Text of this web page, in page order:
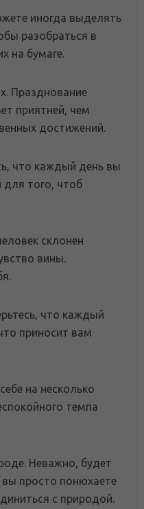
иногда выделять
разобраться в
на бумаге.
Празднование
приятней, чем
достижений.
что каждый день вы
для того, чтоб
склонен
вины.
что каждый
приносит вам
на несколько
темпа
Неважно, будет
вы просто понюхаете
с природой.